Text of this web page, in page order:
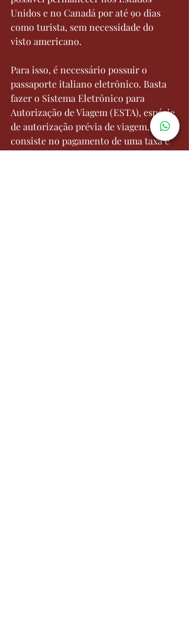
Unidos e no Canadá por até 90 dias
como turista, sem necessidade do
visto americano.
Para isso, é necessário possuir o
passaporte italiano eletrônico. Basta
fazer o Sistema Eletrônico para
Autorização de Viagem (ESTA), espécie
de autorização prévia de viagem, que
consiste no pagamento de uma taxa e
preenchimento de um formulário